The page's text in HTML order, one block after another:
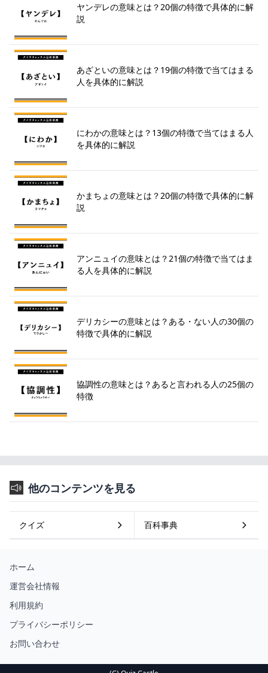
ヤンデレの意味とは？20個の特徴で具体的に解
説
あざといの意味とは？19個の特徴で当てはまる
人を具体的に解説
にわかの意味とは？13個の特徴で当てはまる人
を具体的に解説
かまちょの意味とは？20個の特徴で具体的に解
説
アンニュイの意味とは？21個の特徴で当てはま
る人を具体的に解説
デリカシーの意味とは？ある・ない人の30個の
特徴で具体的に解説
協調性の意味とは？あると言われる人の25個の
特徴
他のコンテンツを見る
クイズ 百科事典
ホーム
運営会社情報
利用規約
プライバシーポリシー
お問い合わせ